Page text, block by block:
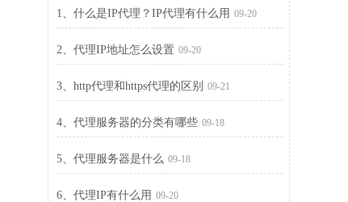
1、什么是IP代理？IP代理有什么用 09-20
2、代理IP地址怎么设置 09-20
3、http代理和https代理的区别 09-21
4、代理服务器的分类有哪些 09-18
5、代理服务器是什么 09-18
6、代理IP有什么用 09-20